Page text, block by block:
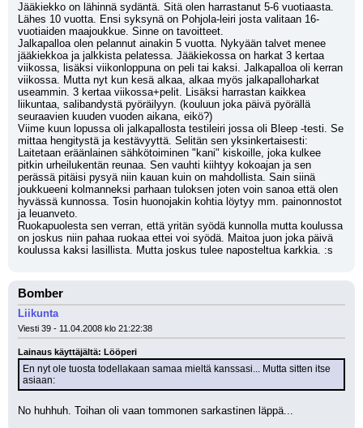
Jääkiekko on lähinnä sydäntä. Sitä olen harrastanut 5-6 vuotiaasta.
Lähes 10 vuotta. Ensi syksynä on Pohjola-leiri josta valitaan 16-
vuotiaiden maajoukkue. Sinne on tavoitteet.
Jalkapalloa olen pelannut ainakin 5 vuotta. Nykyään talvet menee
jääkiekkoa ja jalkkista pelatessa. Jääkiekossa on harkat 3 kertaa
viikossa, lisäksi viikonloppuna on peli tai kaksi. Jalkapalloa oli kerran
viikossa. Mutta nyt kun kesä alkaa, alkaa myös jalkapalloharkat
useammin. 3 kertaa viikossa+pelit. Lisäksi harrastan kaikkea
liikuntaa, salibandystä pyöräilyyn. (kouluun joka päivä pyörällä
seuraavien kuuden vuoden aikana, eikö?)
Viime kuun lopussa oli jalkapallosta testileiri jossa oli Bleep -testi. Se
mittaa hengitystä ja kestävyyttä. Selitän sen yksinkertaisesti:
Laitetaan eräänlainen sähkötoiminen "kani" kiskoille, joka kulkee
pitkin urheilukentän reunaa. Sen vauhti kiihtyy kokoajan ja sen
perässä pitäisi pysyä niin kauan kuin on mahdollista. Sain siinä
joukkueeni kolmanneksi parhaan tuloksen joten voin sanoa että olen
hyvässä kunnossa. Tosin huonojakin kohtia löytyy mm. painonnostot
ja leuanveto.
Ruokapuolesta sen verran, että yritän syödä kunnolla mutta koulussa
on joskus niin pahaa ruokaa ettei voi syödä. Maitoa juon joka päivä
koulussa kaksi lasillista. Mutta joskus tulee naposteltua karkkia. :s
Bomber
Liikunta
Viesti 39 - 11.04.2008 klo 21:22:38
Lainaus käyttäjältä: Lööperi
En nyt ole tuosta todellakaan samaa mieltä kanssasi... Mutta sitten itse
asiaan:
No huhhuh. Toihan oli vaan tommonen sarkastinen läppä...